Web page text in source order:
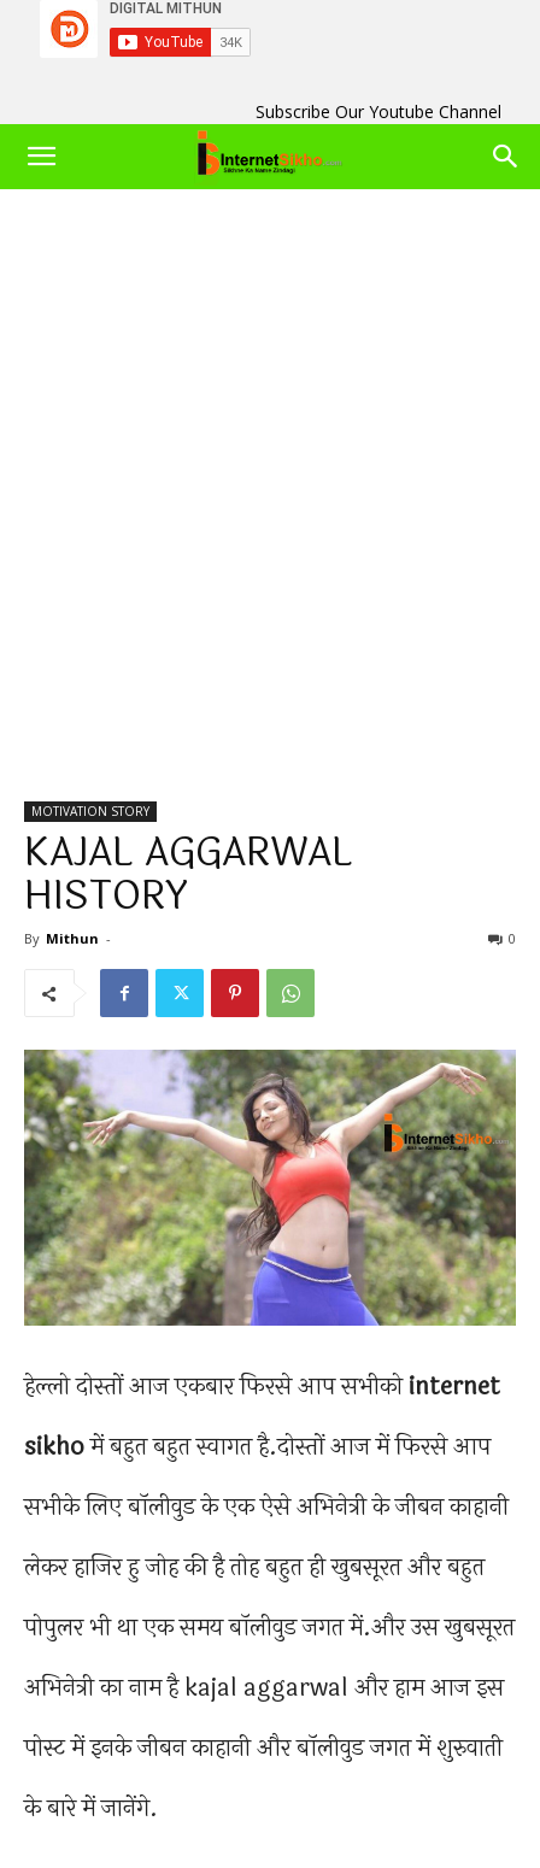
Subscribe Our Youtube Channel
MOTIVATION STORY
KAJAL AGGARWAL
HISTORY
By Mithun - 0
हेल्लो दोस्तों आज एकबार फिरसे आप सभीकोinternet
sikhoमें बहुत बहुत स्वागत है.दोस्तों आज में फिरसे आप
सभीके लिए बॉलीवुड के एक ऐसे अभिनेत्री के जीबन काहानी
लेकर हाजिर हु जोह की है तोह बहुत ही खुबसूरत और बहुत
पोपुलर भी था एक समय बॉलीवुड जगत में.और उस खुबसूरत
अभिनेत्री का नाम है kajal aggarwal और हाम आज इस
पोस्ट में इनके जीबन काहानी और बॉलीवुड जगत में शुरुवाती
के बारे में जानेंगे.